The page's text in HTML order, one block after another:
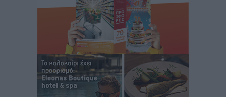
Τα φοιτητικά ενοίκια «τινάζουν στον αέρα» τους
οικογενειακούς προϋπολογισμούς
Ειδήσεις• πριν 20 ώρες
Δύο νέοι ξενώνες παραδόθηκαν στις Ένοπλες
Δυνάμεις στη νήσο Ρω